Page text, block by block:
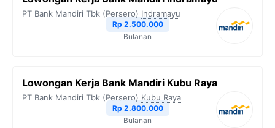
PT Bank Mandiri Tbk (Persero) Indramayu
Rp 2.500.000
Bulanan
Lowongan Kerja Bank Mandiri Kubu Raya
PT Bank Mandiri Tbk (Persero) Kubu Raya
Rp 2.800.000
Bulanan